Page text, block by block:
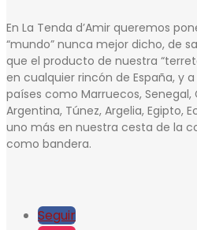
En La Tenda d’Amir queremos
“mundo” nunca mejor dicho, de
que el producto de nuestra
en cualquier rincón de España, y
países como Marruecos, Senegal,
Argentina, Túnez, Argelia, Egipto,
uno más en nuestra cesta de la
como bandera.
Seguir